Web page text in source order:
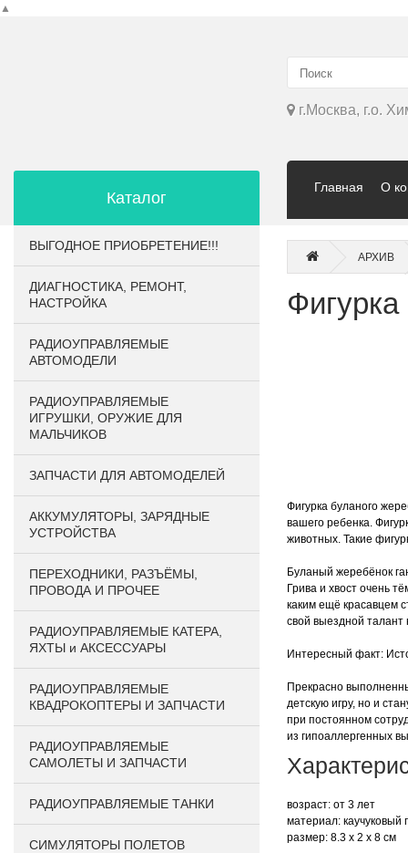
▲
г.Москва, г.о.
Главная О
Каталог
ВЫГОДНОЕ ПРИОБРЕТЕНИЕ!!!
ДИАГНОСТИКА, РЕМОНТ,
НАСТРОЙКА
РАДИОУПРАВЛЯЕМЫЕ
АВТОМОДЕЛИ
РАДИОУПРАВЛЯЕМЫЕ
ИГРУШКИ, ОРУЖИЕ ДЛЯ
МАЛЬЧИКОВ
ЗАПЧАСТИ ДЛЯ АВТОМОДЕЛЕЙ
АККУМУЛЯТОРЫ, ЗАРЯДНЫЕ
УСТРОЙСТВА
ПЕРЕХОДНИКИ, РАЗЪЁМЫ,
ПРОВОДА И ПРОЧЕЕ
РАДИОУПРАВЛЯЕМЫЕ КАТЕРА,
ЯХТЫ и АКСЕССУАРЫ
РАДИОУПРАВЛЯЕМЫЕ
КВАДРОКОПТЕРЫ И ЗАПЧАСТИ
РАДИОУПРАВЛЯЕМЫЕ
САМОЛЕТЫ И ЗАПЧАСТИ
РАДИОУПРАВЛЯЕМЫЕ ТАНКИ
СИМУЛЯТОРЫ ПОЛЕТОВ
АРХИВ
Фигурка буланого
вашего ребенка.
животных. Такие
Буланый жеребёнок
Грива и хвост очень
каким ещё красавцем
свой выездной талант
Интересный факт:
Прекрасно
детскую игру, но и
при постоянном
из гипоаллергенных
возраст: от 3 лет
материал: каучуковый
размер: 8.3 х 2 х 8 см